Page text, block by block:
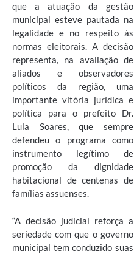
que a atuação da gestão
municipal esteve pautada na
legalidade e no respeito às
normas eleitorais. A decisão
representa, na avaliação de
aliados e observadores
políticos da região, uma
importante vitória jurídica e
política para o prefeito Dr.
Lula Soares, que sempre
defendeu o programa como
instrumento legítimo de
promoção da dignidade
habitacional de centenas de
famílias assuenses.
“A decisão judicial reforça a
seriedade com que o governo
municipal tem conduzido suas